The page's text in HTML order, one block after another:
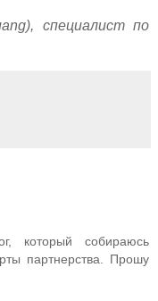
специалист по
который собираюсь
партнерства. Прошу